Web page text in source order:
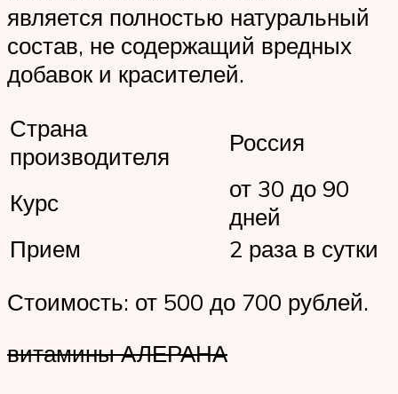
является полностью натуральный
состав, не содержащий вредных
добавок и красителей.
Страна
производителя
Россия
Курс
от 30 до 90
дней
Прием
2 раза в сутки
Стоимость: от 500 до 700 рублей.
витамины АЛЕРАНА